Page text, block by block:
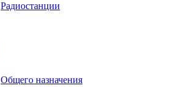
Радиостанции
Общего назначения